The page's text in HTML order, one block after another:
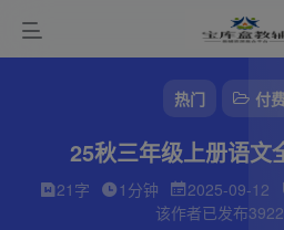
热门 付
25秋三年级上册语文
21字 1分钟 2025-09-12
该作者已发布